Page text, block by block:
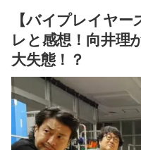
【バイプレイヤ
レと感想！向井理
大失態！？